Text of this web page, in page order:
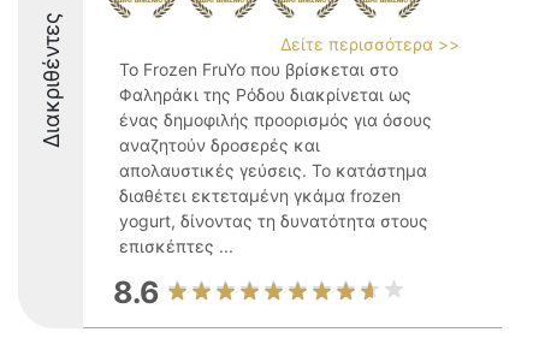
Διακριθέντες
Δείτε περισσότερα >>
Το Frozen FruYo που βρίσκεται στο
Φαληράκι της Ρόδου διακρίνεται ως
ένας δημοφιλής προορισμός για όσους
αναζητούν δροσερές και
απολαυστικές γεύσεις. Το κατάστημα
διαθέτει εκτεταμένη γκάμα frozen
yogurt, δίνοντας τη δυνατότητα στους
επισκέπτες ...
8.6